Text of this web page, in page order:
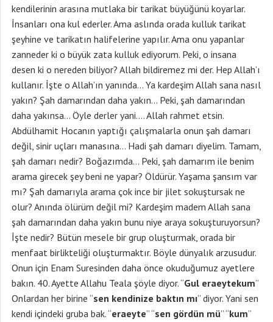
kendilerinin arasına mutlaka bir tarikat büyüğünü koyarlar.
İnsanları ona kul ederler. Ama aslında orada kulluk tarikat
şeyhine ve tarikatın halifelerine yapılır. Ama onu yapanlar
zanneder ki o büyük zata kulluk ediyorum. Peki, o insana
desen ki o nereden biliyor? Allah bildiremez mi der. Hep Allah’ı
kullanır. İşte o Allah’ın yanında… Ya kardeşim Allah sana nasıl
yakın? Şah damarından daha yakın… Peki, şah damarından
daha yakınsa… Öyle derler yani…. Allah rahmet etsin.
Abdülhamit Hocanın yaptığı çalışmalarla onun şah damarı
değil, sinir uçları manasına… Hadi şah damarı diyelim. Tamam,
şah damarı nedir? Boğazımda… Peki, şah damarım ile benim
arama girecek şey beni ne yapar? Öldürür. Yaşama şansım var
mı? Şah damarıyla arama çok ince bir jilet sokuştursak ne
olur? Anında ölürüm değil mi? Kardeşim madem Allah sana
şah damarından daha yakın bunu niye araya sokuşturuyorsun?
İşte nedir? Bütün mesele bir grup oluşturmak, orada bir
menfaat birlikteliği oluşturmaktır. Böyle dünyalık arzusudur.
Onun için Enam Suresinden daha önce okuduğumuz ayetlere
bakın. 40. Ayette Allahu Teala şöyle diyor. “Gul eraeytekum”
Onlardan her birine “sen kendinize baktın mı” diyor. Yani sen
kendi içindeki gruba bak. “eraeyte” “sen gördün mü” “kum”